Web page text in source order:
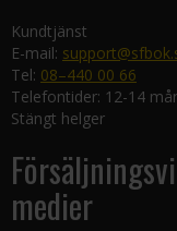
Kundtjänst
E-mail:
Tel: 08–440 00 66
Telefontider: 12-14
Stängt helger
medier